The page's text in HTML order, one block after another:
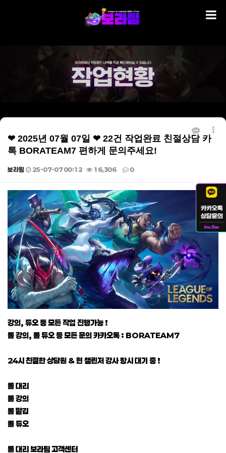
❤ 2025년 07월 07일 ❤ 22건 작업완료 친절상담 카
톡 BORATEAM7 편하게 문의주세요!
보라팀 25-07-07 00:12 16,306 0
본문
강의, 듀오 등 모든 작업 진행가능 !
롤 강의, 롤 듀오 등 모든 문의 카카오톡 : BORATEAM7
24시 친절한 상담원 & 현 챌린저 강사 항시 대기 중 !
롤 대리
롤 강의
롤 맡김
롤 듀오
롤 대리 보라팀 고객센터